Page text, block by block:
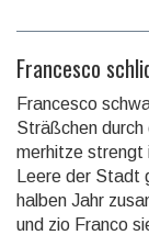
Francesco
Francesco
Sträßchen
mer­hit­ze strengt
Leere der Stadt
halben Jahr
und zio Franco